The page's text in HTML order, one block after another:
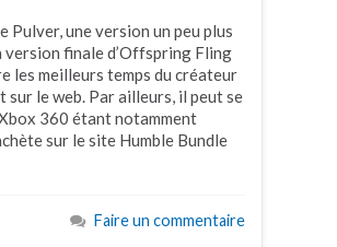
une version un peu plus
version finale d’Offspring Fling
les meilleurs temps du créateur
sur le web. Par ailleurs, il peut se
360 étant notamment
sur le site Humble Bundle
Faire un commentaire